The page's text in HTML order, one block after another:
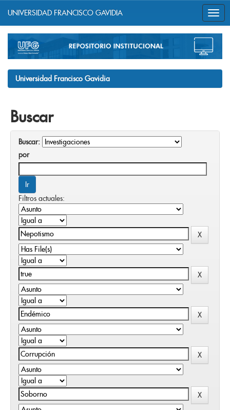
navigation
UNIVERSIDAD FRANCISCO GAVIDIA
Universidad Francisco Gavidia
Buscar
Buscar:
por
Filtros actuales: